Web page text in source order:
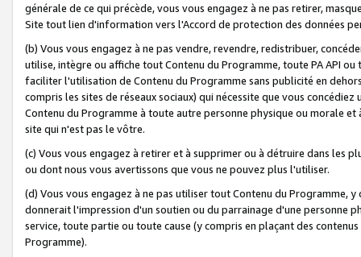
générale de ce qui précède, vous vous engagez à ne pas retirer,
Site tout lien d'information vers l'Accord de protection des données
(b) Vous vous engagez à ne pas vendre, revendre, redistribuer,
utilise, intègre ou affiche tout Contenu du Programme, toute PA API
faciliter l'utilisation de Contenu du Programme sans publicité en
compris les sites de réseaux sociaux) qui nécessite que vous
Contenu du Programme à toute autre personne physique ou morale
site qui n'est pas le vôtre.
(c) Vous vous engagez à retirer et à supprimer ou à détruire dans les
ou dont nous vous avertissons que vous ne pouvez plus l'utiliser.
(d) Vous vous engagez à ne pas utiliser tout Contenu du Programme,
donnerait l'impression d'un soutien ou du parrainage d'une personne
service, toute partie ou toute cause (y compris en plaçant des
Programme).